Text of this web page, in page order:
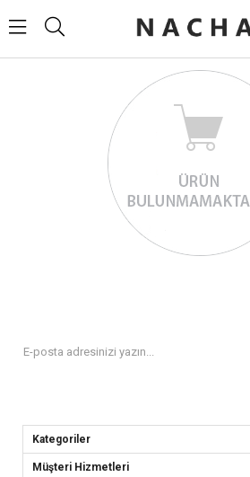
Kategoriler
Müşteri Hizmetleri